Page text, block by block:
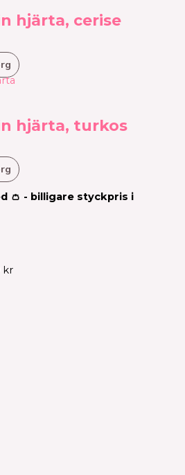
hjärta, cerise
hjärta, turkos
👛 - billigare styckpris i
kr